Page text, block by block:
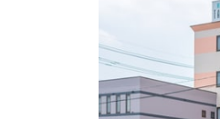
s
a
r